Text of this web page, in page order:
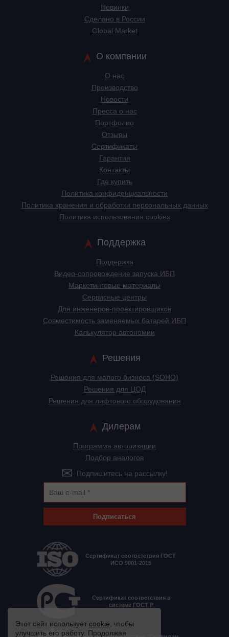
Новинки
Сделано в России
Global Market
О компании
О нас
Производство
Новости
Пресса о нас
Портфолио
Отзывы
Сертификаты
Гарантия
Контакты
Где купить
Политика конфиденциальности
Политика хранения и обработки персональных данных
Политика использования cookies
Поддержка
Поддержка
Видео-сопровождение запуска ИБП
Маркетинговые материалы
Сервисные центры
Для инженеров-проектировщиков
Cовместимость заменяемых батарей ИБП
Калькулятор автономии
Решения
Решения для малого бизнеса (SOHO)
Решения для ЦОД
Решения для лифтового оборудования
Дилерам
Программа авторизации
Подбор аналогов
Подпишитесь на рассылку!
Подписаться
Сертификат соответствия ГОСТ
ИСО 9001-2015
Сертификат соответствия в
системе ГОСТ Р
Этот сайт использует cookie , чтобы
улучшить его работу. Продолжая